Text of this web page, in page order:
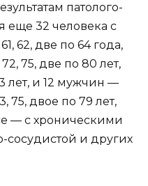
патолого-
еще 32 человека с
62, две по 64 года,
72, 75, две по 80 лет,
лет, и 12 мужчин —
75, двое по 79 лет,
— с хроническими
сосудистой и других